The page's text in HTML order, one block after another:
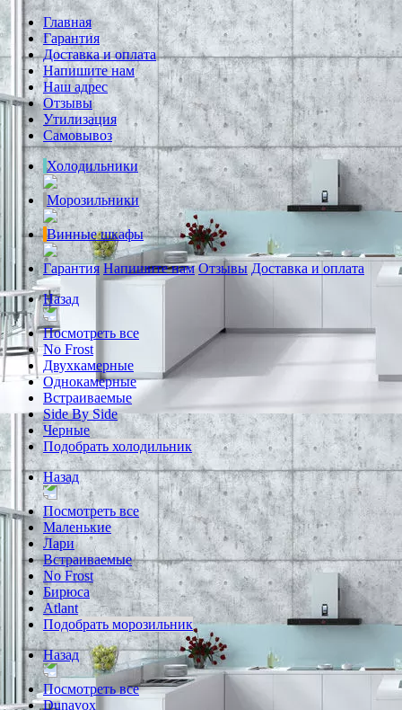
Главная
Гарантия
Доставка и оплата
Напишите нам
Наш адрес
Отзывы
Утилизация
Самовывоз
Холодильники
Морозильники
Винные шкафы
Гарантия Напишите нам Отзывы Доставка и оплата
Назад
Посмотреть все
No Frost
Двухкамерные
Однокамерные
Встраиваемые
Side By Side
Черные
Подобрать холодильник
Назад
Посмотреть все
Маленькие
Лари
Встраиваемые
No Frost
Бирюса
Atlant
Подобрать морозильник
Назад
Посмотреть все
Dunavox